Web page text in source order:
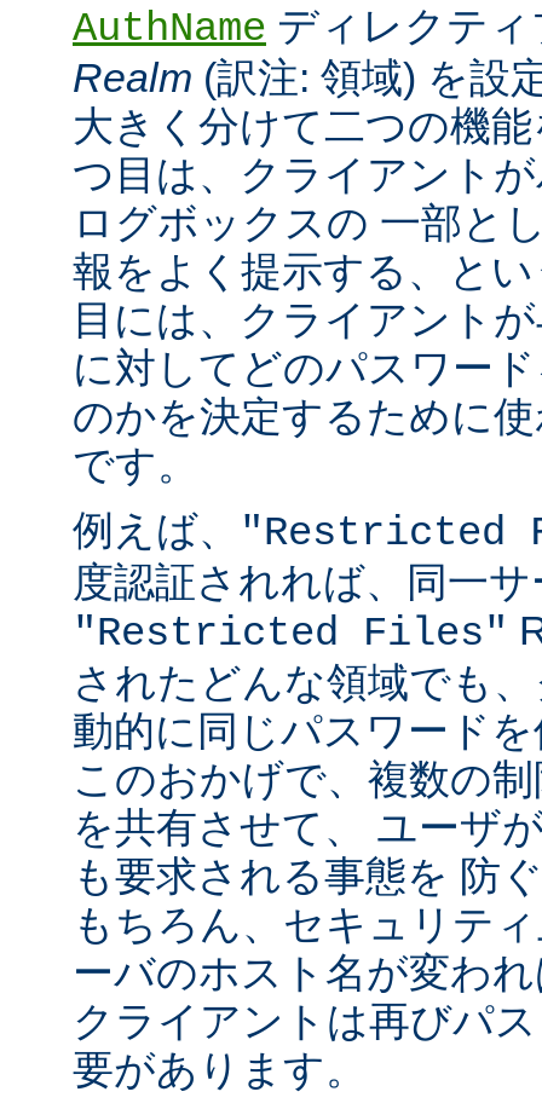
AuthName ディレクテ
Realm (訳注: 領域) を設
大きく分けて二つの機
つ目は、クライアント
ログボックスの 一部と
報をよく提示する、と
目には、クライアント
に対してどのパスワー
のかを決定するために
です。
例えば、
"Restricted
度認証されれば、同一
"Restricted Files"
されたどんな領域でも
動的に同じパスワード
このおかげで、複数の
を共有させて、 ユーザ
も要求される事態を 防
もちろん、セキュリテ
ーバのホスト名が変わ
クライアントは再びパ
要があります。